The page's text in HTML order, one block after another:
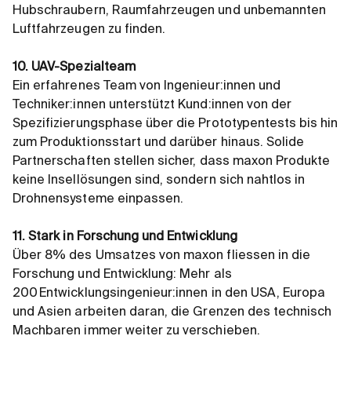
Hubschraubern, Raumfahrzeugen und unbemannten
Luftfahrzeugen zu finden.
10. UAV-Spezialteam
Ein erfahrenes Team von Ingenieur:innen und
Techniker:innen unterstützt Kund:innen von der
Spezifizierungsphase über die Prototypentests bis hin
zum Produktionsstart und darüber hinaus. Solide
Partnerschaften stellen sicher, dass maxon Produkte
keine Insellösungen sind, sondern sich nahtlos in
Drohnensysteme einpassen.
11. Stark in Forschung und Entwicklung
Über 8% des Umsatzes von maxon fliessen in die
Forschung und Entwicklung: Mehr als
200 Entwicklungsingenieur:innen in den USA, Europa
und Asien arbeiten daran, die Grenzen des technisch
Machbaren immer weiter zu verschieben.